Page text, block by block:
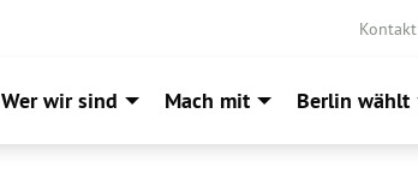
Kontakt
Wer wir sind Mach mit Berlin wählt